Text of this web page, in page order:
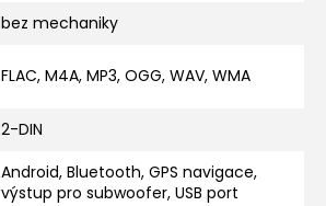
bez mechaniky
FLAC, M4A, MP3, OGG, WAV, WMA
2-DIN
Android, Bluetooth, GPS navigace,
výstup pro subwoofer, USB port